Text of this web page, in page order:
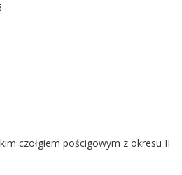
czołgiem pościgowym z okresu II